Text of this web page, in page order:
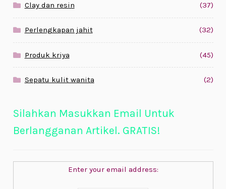
Clay dan resin (37)
Perlengkapan jahit (32)
Produk kriya (45)
Sepatu kulit wanita (2)
Silahkan Masukkan Email Untuk
Berlangganan Artikel. GRATIS!
Enter your email address: